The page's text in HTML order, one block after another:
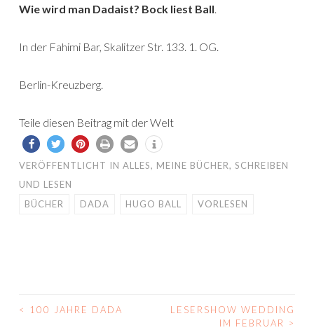
Wie wird man Dadaist? Bock liest Ball.
In der Fahimi Bar, Skalitzer Str. 133. 1. OG.
Berlin-Kreuzberg.
Teile diesen Beitrag mit der Welt
VERÖFFENTLICHT IN ALLES, MEINE BÜCHER, SCHREIBEN
UND LESEN
BÜCHER
DADA HUGO BALL VORLESEN
BEITRAGS-
< 100 JAHRE DADA
LESERSHOW WEDDING
IM FEBRUAR
>